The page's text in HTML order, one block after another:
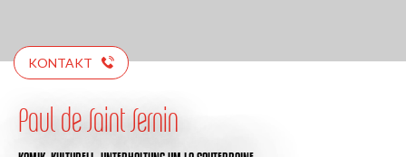
KONTAKT
Paul de Saint Sernin